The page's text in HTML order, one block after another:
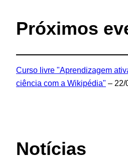
Próximos
Curso livre "Aprendizagem
ciência com a Wikipédia" – 22/
Notícias